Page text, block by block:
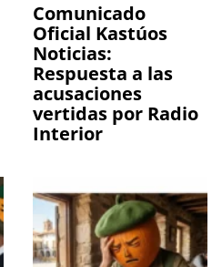
Comunicado
Oficial Kastúos
Noticias:
Respuesta a las
acusaciones
vertidas por Radio
Interior